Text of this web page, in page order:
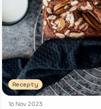
Recepty
16 Nov 2023